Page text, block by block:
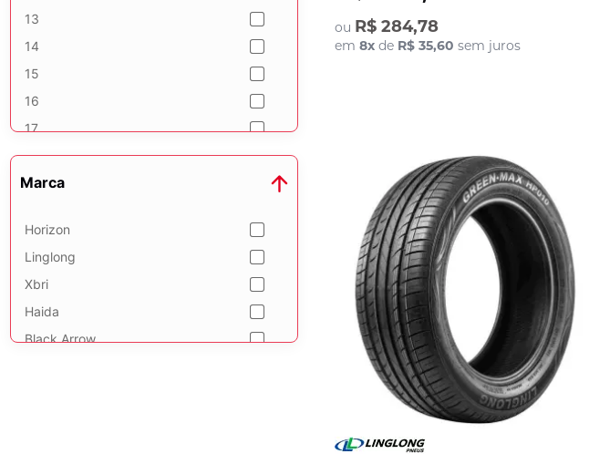
85
R
13
14
15
16
17
18
19
17,5
22,5
Marca
Horizon
Linglong
Xbri
Haida
Black Arrow
ou R$ 284,78
em 8xde R$ 35,60 sem juros